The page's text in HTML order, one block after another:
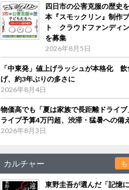
四日市の公害克服の歴史
本『スモックリン』制作
ト クラウドファンディ
を募集
2026年8月5日
「中東発」値上げラッシュが本格化
げ、約3年ぶりの多さに
2026年8月4日
物価高でも「夏は家族で長距離ドライ
ライブ予算4万円超、渋滞・猛暑への備
2026年8月3日
カルチャー
東野圭吾が選んだ「記憶